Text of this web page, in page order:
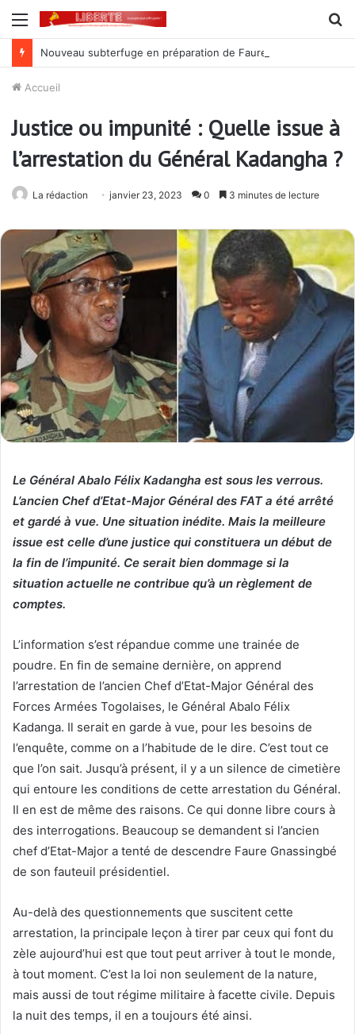
Menu
Accueil
Justice ou impunité : Quelle issue à
l’arrestation du Général Kadangha ?
La rédaction janvier 23, 2023 0 3 minutes de lecture
Le Général Abalo Félix Kadangha est sous les verrous.
L’ancien Chef d’Etat-Major Général des FAT a été arrêté
et gardé à vue. Une situation inédite. Mais la meilleure
issue est celle d’une justice qui constituera un début de
la fin de l’impunité. Ce serait bien dommage si la
situation actuelle ne contribue qu’à un règlement de
comptes.
L’information s’est répandue comme une trainée de
poudre. En fin de semaine dernière, on apprend
l’arrestation de l’ancien Chef d’Etat-Major Général des
Forces Armées Togolaises, le Général Abalo Félix
Kadanga. Il serait en garde à vue, pour les besoins de
l’enquête, comme on a l’habitude de le dire. C’est tout ce
que l’on sait. Jusqu’à présent, il y a un silence de cimetière
qui entoure les conditions de cette arrestation du Général.
Il en est de même des raisons. Ce qui donne libre cours à
des interrogations. Beaucoup se demandent si l’ancien
chef d’Etat-Major a tenté de descendre Faure Gnassingbé
de son fauteuil présidentiel.
Au-delà des questionnements que suscitent cette
arrestation, la principale leçon à tirer par ceux qui font du
zèle aujourd’hui est que tout peut arriver à tout le monde,
à tout moment. C’est la loi non seulement de la nature,
mais aussi de tout régime militaire à facette civile. Depuis
la nuit des temps, il en a toujours été ainsi.